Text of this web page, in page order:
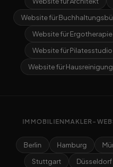
Website für
Website für Ergotherapie
Website für Pilatesstudio
Website für Hausreinigung
IMMOBILIENMAKLER-
Berlin Hamburg
Stuttgart
Düsseldorf